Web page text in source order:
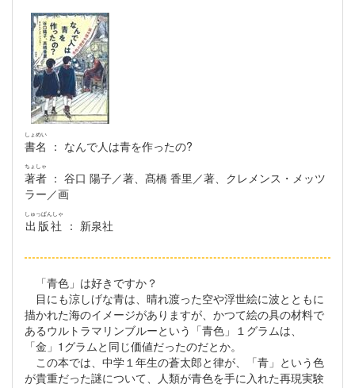
書名
しょめい
： なんで人は青を作ったの?
著者
ちょしゃ
： 谷口 陽子／著、髙橋 香里／著、クレメンス・メッツ
ラー／画
出版社
しゅっぱんしゃ
： 新泉社
「青色」は好きですか？
目にも涼しげな青は、晴れ渡った空や浮世絵に波とともに
描かれた海のイメージがありますが、かつて絵の具の材料で
あるウルトラマリンブルーという「青色」１グラムは、
「金」1グラムと同じ価値だったのだとか。
この本では、中学１年生の蒼太郎と律が、「青」という色
が貴重だった謎について、人類が青色を手に入れた再現実験